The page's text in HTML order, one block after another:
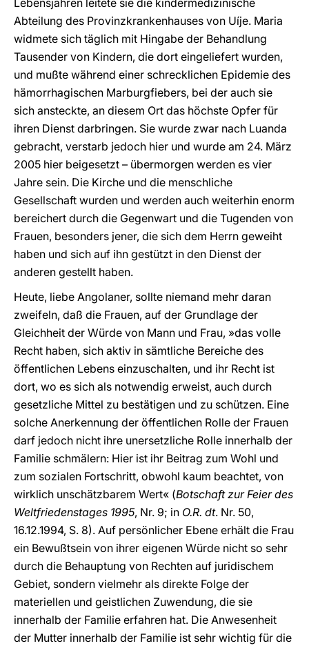
Lebensjahren leitete sie die kindermedizinische
Abteilung des Provinzkrankenhauses von Uíje. Maria
widmete sich täglich mit Hingabe der Behandlung
Tausender von Kindern, die dort eingeliefert wurden,
und mußte während einer schrecklichen Epidemie des
hämorrhagischen Marburgfiebers, bei der auch sie
sich ansteckte, an diesem Ort das höchste Opfer für
ihren Dienst darbringen. Sie wurde zwar nach Luanda
gebracht, verstarb jedoch hier und wurde am 24. März
2005 hier beigesetzt – übermorgen werden es vier
Jahre sein. Die Kirche und die menschliche
Gesellschaft wurden und werden auch weiterhin enorm
bereichert durch die Gegenwart und die Tugenden von
Frauen, besonders jener, die sich dem Herrn geweiht
haben und sich auf ihn gestützt in den Dienst der
anderen gestellt haben.
Heute, liebe Angolaner, sollte niemand mehr daran
zweifeln, daß die Frauen, auf der Grundlage der
Gleichheit der Würde von Mann und Frau, »das volle
Recht haben, sich aktiv in sämtliche Bereiche des
öffentlichen Lebens einzuschalten, und ihr Recht ist
dort, wo es sich als notwendig erweist, auch durch
gesetzliche Mittel zu bestätigen und zu schützen. Eine
solche Anerkennung der öffentlichen Rolle der Frauen
darf jedoch nicht ihre unersetzliche Rolle innerhalb der
Familie schmälern: Hier ist ihr Beitrag zum Wohl und
zum sozialen Fortschritt, obwohl kaum beachtet, von
wirklich unschätzbarem Wert« (Botschaft zur Feier des
Weltfriedenstages 1995, Nr. 9; in O.R. dt. Nr. 50,
16.12.1994, S. 8). Auf persönlicher Ebene erhält die Frau
ein Bewußtsein von ihrer eigenen Würde nicht so sehr
durch die Behauptung von Rechten auf juridischem
Gebiet, sondern vielmehr als direkte Folge der
materiellen und geistlichen Zuwendung, die sie
innerhalb der Familie erfahren hat. Die Anwesenheit
der Mutter innerhalb der Familie ist sehr wichtig für die